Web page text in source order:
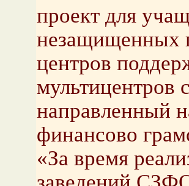
проект для
незащищенных
центров
мультицентров
направленный
финансово
«За время